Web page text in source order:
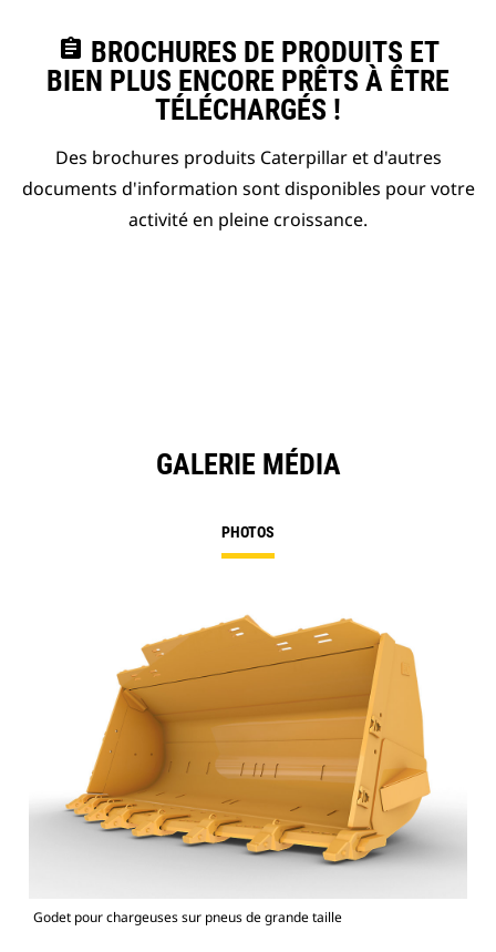
assignment BROCHURES DE PRODUITS ET
BIEN PLUS ENCORE PRÊTS À ÊTRE
TÉLÉCHARGÉS !
Des brochures produits Caterpillar et d'autres
documents d'information sont disponibles pour votre
activité en pleine croissance.
GALERIE MÉDIA
PHOTOS
Godet pour chargeuses sur pneus de grande taille